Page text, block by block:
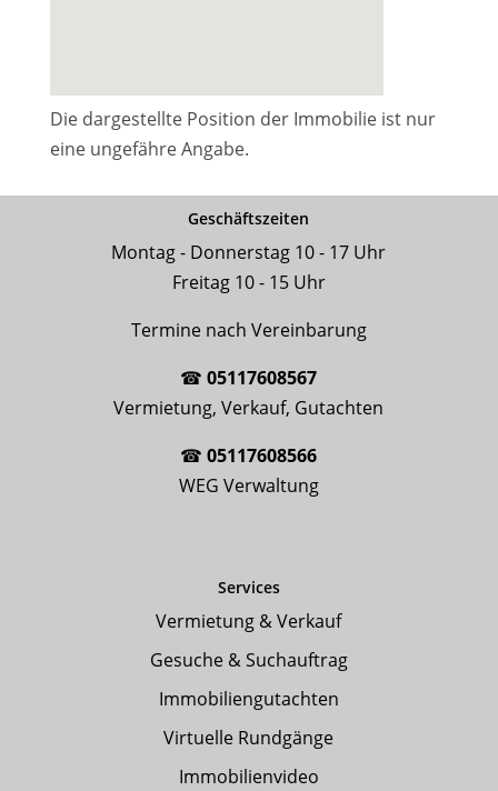
Die dargestellte Position der Immobilie ist nur
eine ungefähre Angabe.
Geschäftszeiten
Montag - Donnerstag 10 - 17 Uhr
Freitag 10 - 15 Uhr
Termine nach Vereinbarung
☎05117608567
Vermietung, Verkauf, Gutachten
☎05117608566
WEG Verwaltung
Services
Vermietung & Verkauf
Gesuche & Suchauftrag
Immobiliengutachten
Virtuelle Rundgänge
Immobilienvideo